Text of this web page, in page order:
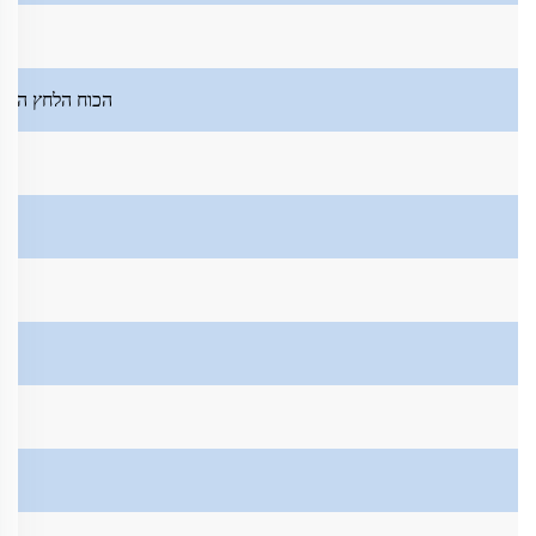
הכוח הלחץ